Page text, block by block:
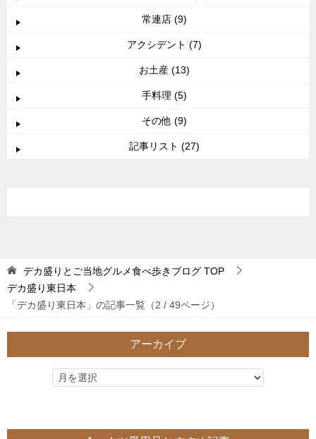
常連店 (9)
アクシデント (7)
お土産 (13)
手料理 (5)
その他 (9)
記事リスト (27)
デカ盛りとご当地グルメ食べ歩きブログ TOP
デカ盛り東日本
「デカ盛り東日本」の記事一覧（2 / 49ページ）
アーカイブ